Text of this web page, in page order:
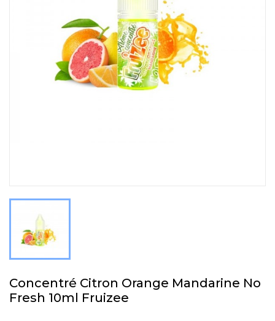
Concentré Citron Orange Mandarine No
Fresh 10ml Fruizee